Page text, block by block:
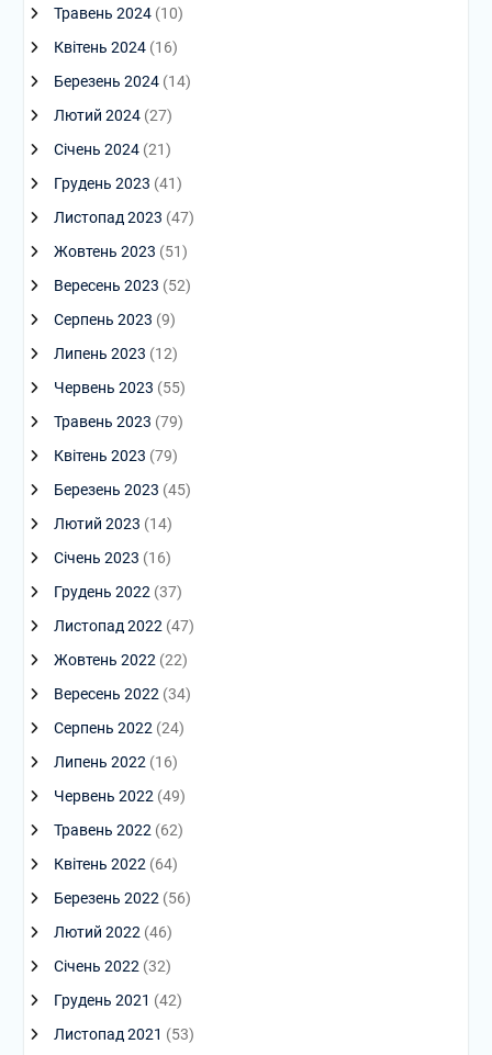
Травень 2024(10)
Квітень 2024(16)
Березень 2024(14)
Лютий 2024(27)
Січень 2024(21)
Грудень 2023 (41)
Листопад 2023 (47)
Жовтень 2023 (51)
Вересень 2023 (52)
Серпень 2023 (9)
Липень 2023 (12)
Червень 2023 (55)
Травень 2023 (79)
Квітень 2023 (79)
Березень 2023 (45)
Лютий 2023 (14)
Січень 2023 (16)
Грудень 2022 (37)
Листопад 2022 (47)
Жовтень 2022 (22)
Вересень 2022 (34)
Серпень 2022 (24)
Липень 2022 (16)
Червень 2022 (49)
Травень 2022 (62)
Квітень 2022 (64)
Березень 2022 (56)
Лютий 2022 (46)
Січень 2022 (32)
Грудень 2021 (42)
Листопад 2021 (53)